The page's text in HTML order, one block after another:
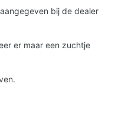
bij de dealer
er maar een zuchtje